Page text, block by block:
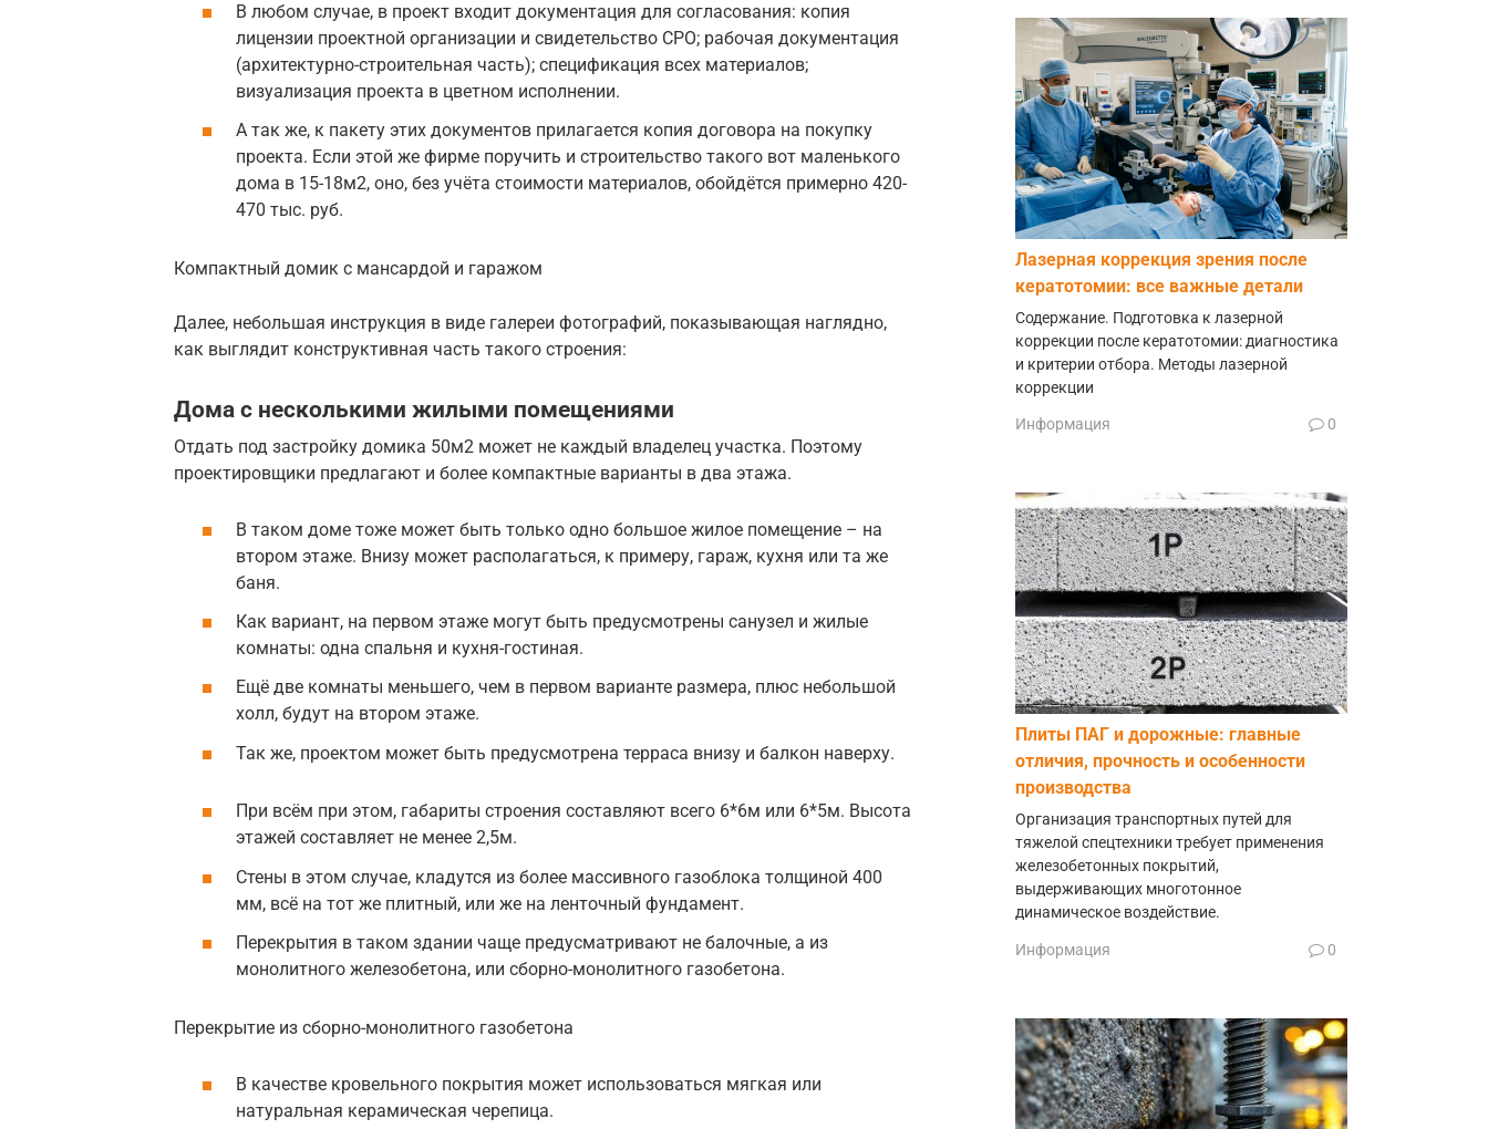
В любом случае, в проект входит документация для согласования: копия
лицензии проектной организации и свидетельство СРО; рабочая документация
(архитектурно-строительная часть); спецификация всех материалов;
визуализация проекта в цветном исполнении.
А так же, к пакету этих документов прилагается копия договора на покупку
проекта. Если этой же фирме поручить и строительство такого вот маленького
дома в 15-18м2, оно, без учёта стоимости материалов, обойдётся примерно 420-
470 тыс. руб.
Компактный домик с мансардой и гаражом
Далее, небольшая инструкция в виде галереи фотографий, показывающая наглядно,
как выглядит конструктивная часть такого строения:
Дома с несколькими жилыми помещениями
Отдать под застройку домика 50м2 может не каждый владелец участка. Поэтому
проектировщики предлагают и более компактные варианты в два этажа.
В таком доме тоже может быть только одно большое жилое помещение – на
втором этаже. Внизу может располагаться, к примеру, гараж, кухня или та же
баня.
Как вариант, на первом этаже могут быть предусмотрены санузел и жилые
комнаты: одна спальня и кухня-гостиная.
Ещё две комнаты меньшего, чем в первом варианте размера, плюс небольшой
холл, будут на втором этаже.
Так же, проектом может быть предусмотрена терраса внизу и балкон наверху.
При всём при этом, габариты строения составляют всего 6*6м или 6*5м. Высота
этажей составляет не менее 2,5м.
Стены в этом случае, кладутся из более массивного газоблока толщиной 400
мм, всё на тот же плитный, или же на ленточный фундамент.
Перекрытия в таком здании чаще предусматривают не балочные, а из
монолитного железобетона, или сборно-монолитного газобетона.
Перекрытие из сборно-монолитного газобетона
В качестве кровельного покрытия может использоваться мягкая или
натуральная керамическая черепица.
Лазерная коррекция зрения после
кератотомии: все важные детали
Содержание. Подготовка к лазерной
коррекции после кератотомии: диагностика
и критерии отбора. Методы лазерной
коррекции
Информация 0
Плиты ПАГ и дорожные: главные
отличия, прочность и особенности
производства
Организация транспортных путей для
тяжелой спецтехники требует применения
железобетонных покрытий,
выдерживающих многотонное
динамическое воздействие.
Информация 0